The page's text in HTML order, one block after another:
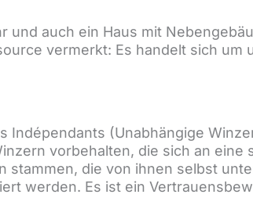
und auch ein Haus mit
vermerkt: Es handelt sich um
Indépendants (Unabhängige
vorbehalten, die sich an eine
stammen, die von ihnen selbst
werden. Es ist ein